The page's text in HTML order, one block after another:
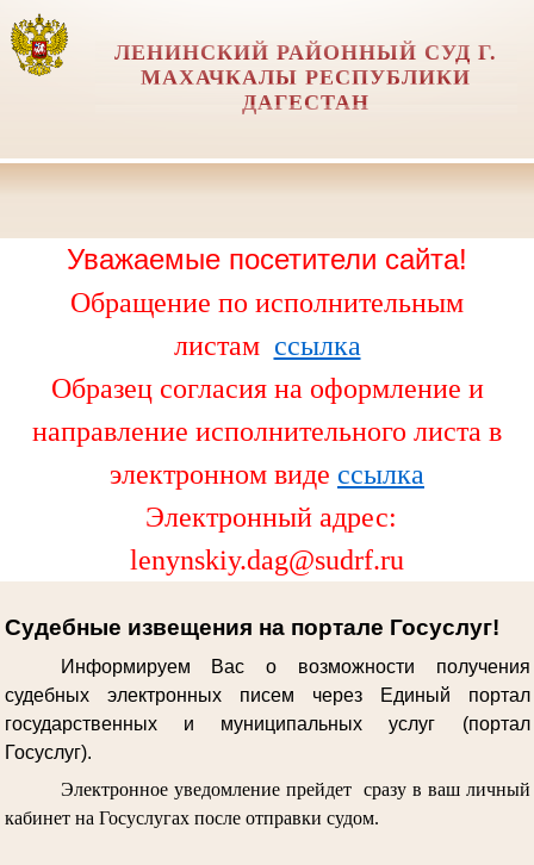
ЛЕНИНСКИЙ РАЙОННЫЙ СУД Г.
МАХАЧКАЛЫ РЕСПУБЛИКИ
ДАГЕСТАН
Уважаемые посетители сайта!
Обращение по исполнительным
листам ссылка
Образец согласия на оформление и
направление исполнительного листа в
электронном виде ссылка
Электронный адрес:
lenynskiy.dag@sudrf.ru
Судебные извещения на портале Госуслуг!
Информируем Вас о возможности получения
судебных электронных писем через Единый портал
государственных и муниципальных услуг (портал
Госуслуг).
Электронное уведомление прейдет сразу в ваш личный
кабинет на Госуслугах после отправки судом.